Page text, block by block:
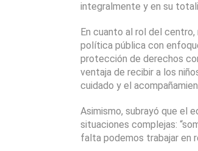
integralmente y en su
En cuanto al rol del
política pública con
protección de derechos
ventaja de recibir a los
cuidado y el
Asimismo, subrayó que el
situaciones complejas:
falta podemos trabajar en